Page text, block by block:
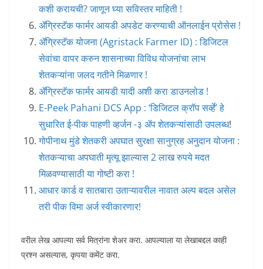
कशी करायची? जाणून घ्या सविस्तर माहिती !
ॲग्रिस्टॅक फार्मर आयडी अपडेट करण्याची ऑनलाईन प्रोसेस !
ॲग्रिस्टॅक योजना (Agristack Farmer ID) : डिजिटल
सेवांचा वापर करुन शासनाच्या विविध योजनांचा लाभ
शेतकऱ्यांना जलद गतीने मिळणार !
ॲग्रिस्टॅक फार्मर आयडी यादी अशी करा डाउनलोड !
E-Peek Pahani DCS App : ‘डिजिटल क्रॉप सर्व्हे’ हे
सुधारित ई-पीक पाहणी व्हर्जन -३ ॲप शेतकऱ्यांसाठी उपलब्ध!
गोपीनाथ मुंडे शेतकरी अपघात सुरक्षा सानुग्रह अनुदान योजना :
शेतकऱ्याचा अपघाती मृत्यू झाल्यास 2 लाख रुपये मदत
मिळवण्यासाठी या गोष्टी करा !
आधार कार्ड व सातबारा उताऱ्यावरील नावात अल्प बदल असेल
तरी पीक विमा अर्ज स्वीकारणार!
वरील लेख आपल्या सर्व मित्रांना शेअर करा. आपल्याला या लेखाबद्दल काही
प्रश्न असल्यास, कृपया कमेंट करा.